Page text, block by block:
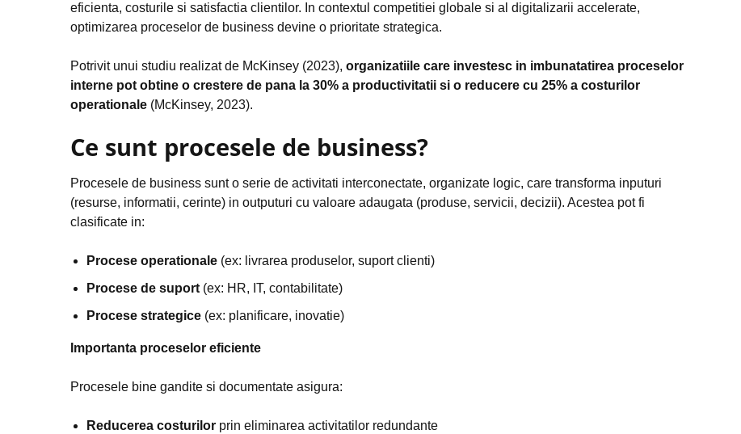
eficienta, costurile si satisfactia clientilor. In contextul competitiei globale si al digitalizarii accelerate,
optimizarea proceselor de business devine o prioritate strategica.
Potrivit unui studiu realizat de McKinsey (2023), organizatiile care investesc in imbunatatirea proceselor
interne pot obtine o crestere de pana la 30% a productivitatii si o reducere cu 25% a costurilor
operationale (McKinsey, 2023).
Ce sunt procesele de business?
Procesele de business sunt o serie de activitati interconectate, organizate logic, care transforma inputuri
(resurse, informatii, cerinte) in outputuri cu valoare adaugata (produse, servicii, decizii). Acestea pot fi
clasificate in:
Procese operationale (ex: livrarea produselor, suport clienti)
Procese de suport (ex: HR, IT, contabilitate)
Procese strategice (ex: planificare, inovatie)
Importanta proceselor eficiente
Procesele bine gandite si documentate asigura:
Reducerea costurilor prin eliminarea activitatilor redundante